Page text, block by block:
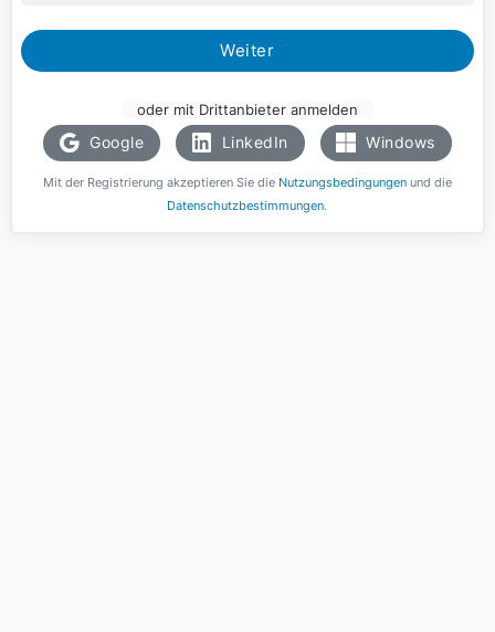
Weiter
oder mit Drittanbieter anmelden
Google LinkedIn Windows
Mit der Registrierung akzeptieren Sie die Nutzungsbedingungenund die
Datenschutzbestimmungen.